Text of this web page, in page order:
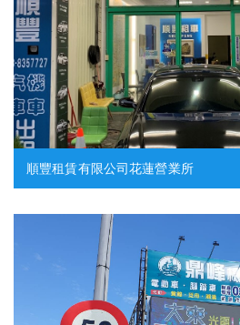
順豐租賃有限公司花蓮營業所